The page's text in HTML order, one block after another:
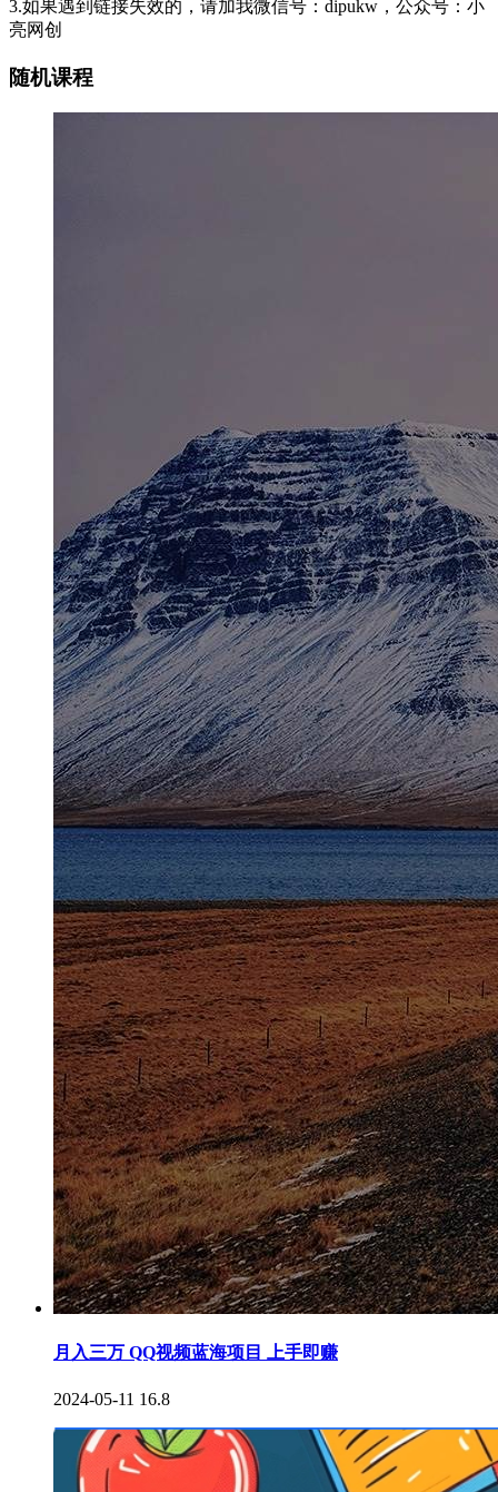
3.如果遇到链接失效的，请加我微信号：dipukw，公众号：小
亮网创
随机课程
月入三万 QQ视频蓝海项目 上手即赚
2024-05-11 16.8